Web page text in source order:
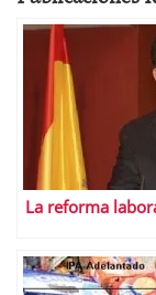
La reforma